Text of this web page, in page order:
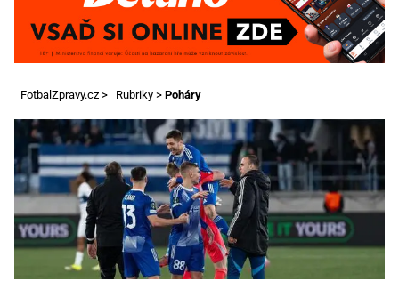
FotbalZpravy.cz > Rubriky > Poháry